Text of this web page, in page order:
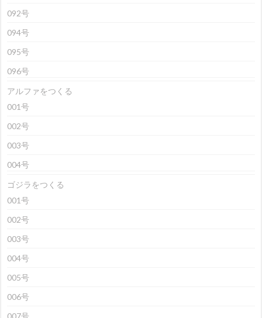
092号
094号
095号
096号
アルファをつくる
001号
002号
003号
004号
ゴジラをつくる
001号
002号
003号
004号
005号
006号